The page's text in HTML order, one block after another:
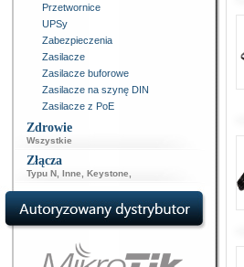
Przetwornice
UPSy
Zabezpieczenia
Zasilacze
Zasilacze buforowe
Zasilacze na szynę DIN
Zasilacze z PoE
Zdrowie
Wszystkie
Złącza
Typu N Inne Keystone